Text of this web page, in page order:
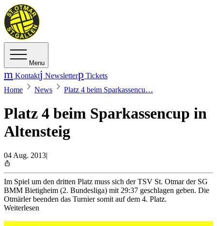
Menu
Kontakt Newsletter
Tickets
Home
News Platz 4 beim Sparkassencu…
Platz 4 beim Sparkassencup in
Altensteig
04 Aug. 2013|
Im Spiel um den dritten Platz muss sich der TSV St. Otmar der SG
BMM Bietigheim (2. Bundesliga) mit 29:37 geschlagen geben. Die
Otmärler beenden das Turnier somit auf dem 4. Platz.
Weiterlesen